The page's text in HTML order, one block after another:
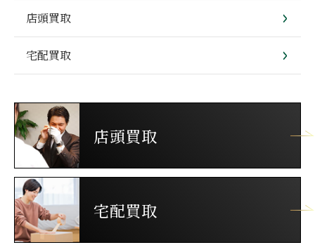
店頭買取
宅配買取
店頭買取
宅配買取